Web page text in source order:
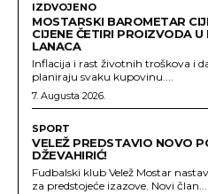
IZDVOJENO
MOSTARSKI BAROMETAR
CIJENE ČETIRI PROIZVODA
LANACA
Inflacija i rast životnih troškova i
planiraju svaku kupovinu....
7. Augusta 2026.
SPORT
VELEŽ PREDSTAVIO NOVO
DŽEVAHIRIĆ!
Fudbalski klub Velež Mostar
za predstojeće izazove. Novi član...